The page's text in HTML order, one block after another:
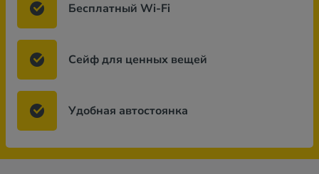
Бесплатный Wi-Fi
Сейф для ценных вещей
Удобная автостоянка